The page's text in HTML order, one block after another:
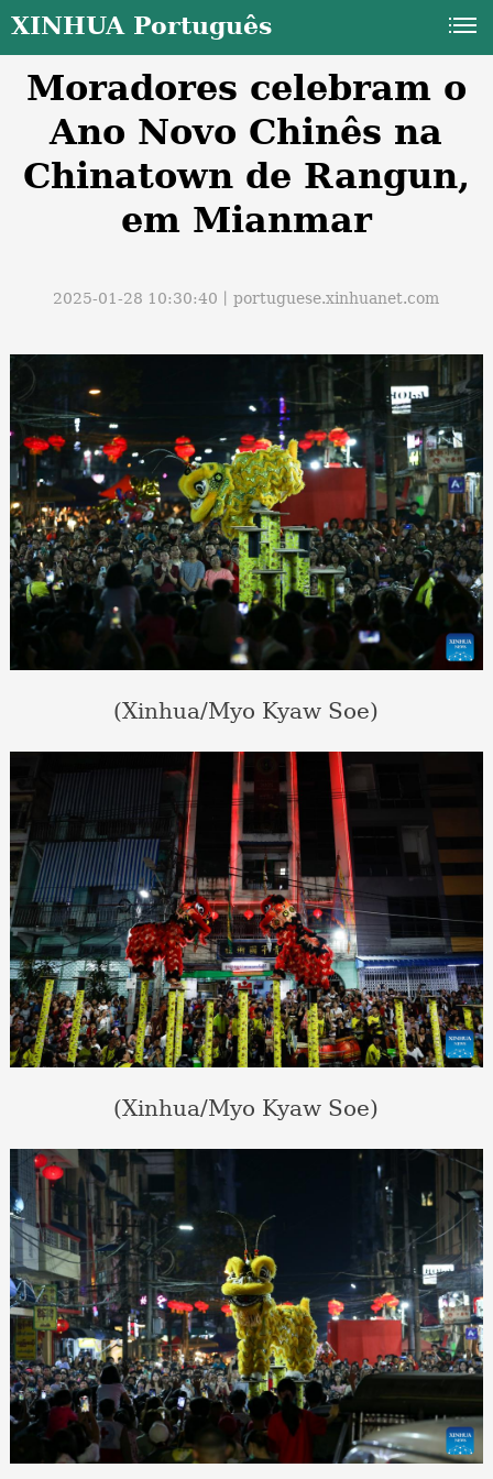
XINHUA Português
Moradores celebram o
Ano Novo Chinês na
Chinatown de Rangun,
em Mianmar
2025-01-28 10:30:40丨portuguese.xinhuanet.com
(Xinhua/Myo Kyaw Soe)
(Xinhua/Myo Kyaw Soe)